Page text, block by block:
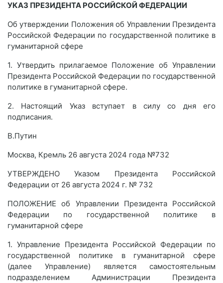
УКАЗ ПРЕЗИДЕНТА РОССИЙСКОЙ ФЕДЕРАЦИИ
Об утверждении Положения об Управлении Президента
Российской Федерации по государственной политике в
гуманитарной сфере
1. Утвердить прилагаемое Положение об Управлении
Президента Российской Федерации по государственной
политике в гуманитарной сфере.
2. Настоящий Указ вступает в силу со дня его
подписания.
В.Путин
Москва, Кремль 26 августа 2024 года №732
УТВЕРЖДЕНО Указом Президента Российской
Федерации от 26 августа 2024 г. № 732
ПОЛОЖЕНИЕ об Управлении Президента Российской
Федерации по государственной политике в
гуманитарной сфере
1. Управление Президента Российской Федерации по
государственной политике в гуманитарной сфере
(далее Управление) является самостоятельным
подразделением Администрации Президента